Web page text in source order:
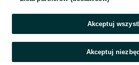
Akceptuj
Akceptuj